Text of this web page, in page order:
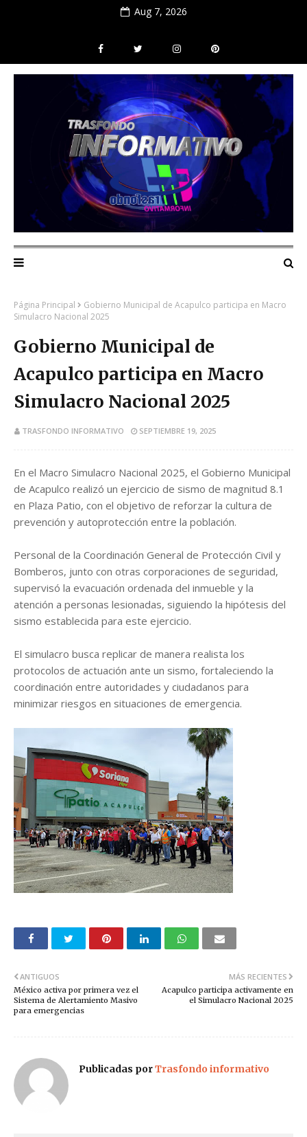
Aug 7, 2026
Página Principal
Gobierno Municipal de Acapulco participa en Macro
Simulacro Nacional 2025
Gobierno Municipal de
Acapulco participa en Macro
Simulacro Nacional 2025
TRASFONDO INFORMATIVO SEPTIEMBRE 19, 2025
En el Macro Simulacro Nacional 2025, el Gobierno Municipal
de Acapulco realizó un ejercicio de sismo de magnitud 8.1
en Plaza Patio, con el objetivo de reforzar la cultura de
prevención y autoprotección entre la población.
Personal de la Coordinación General de Protección Civil y
Bomberos, junto con otras corporaciones de seguridad,
supervisó la evacuación ordenada del inmueble y la
atención a personas lesionadas, siguiendo la hipótesis del
sismo establecida para este ejercicio.
El simulacro busca replicar de manera realista los
protocolos de actuación ante un sismo, fortaleciendo la
coordinación entre autoridades y ciudadanos para
minimizar riesgos en situaciones de emergencia.
MÁS RECIENTES
Acapulco participa activamente en
el Simulacro Nacional 2025
ANTIGUOS
México activa por primera vez el
Sistema de Alertamiento Masivo
para emergencias
Publicadas porTrasfondo informativo